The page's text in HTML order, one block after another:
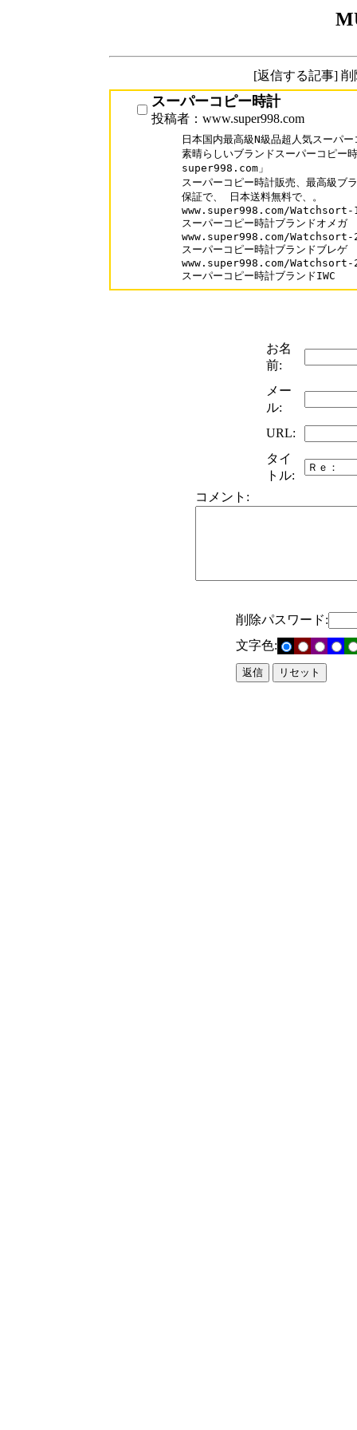
[返信する記事]
スーパーコピー時計
投稿者：www.super998.com
日本国内最高級N級品超人気スーパ
素晴らしいブランドスーパーコピー
super998.com」
スーパーコピー時計販売、最高級ブ
保証で、 日本送料無料で、。
www.super998.com/
スーパーコピー時計ブランドオメガ
www.super998.com/
スーパーコピー時計ブランドブレゲ
www.super998.com/
スーパーコピー時計ブランドIWC
お名
前:
メー
ル:
URL:
タイ
トル:
コメント:
削除パスワード:
文字色: